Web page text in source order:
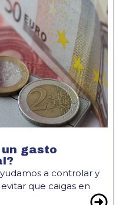
gasto
a controlar y
que caigas en